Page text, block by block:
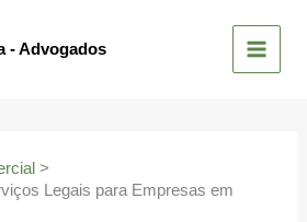
- Advogados
Legais para Empresas em